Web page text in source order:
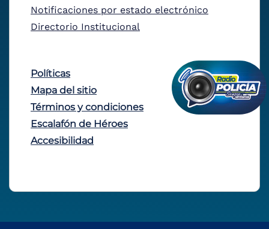
Notificaciones por estado electrónico
Directorio Institucional
Políticas
Mapa del sitio
Términos y condiciones
Escalafón de Héroes
Accesibilidad